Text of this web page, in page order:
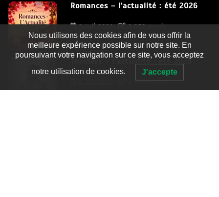
Romances – l’actualité : été 2026
6 Juil 2026 3 052 words
Thrillers – l’actualité : été 2026
2 995 words
Nous utilisons des cookies afin de vous offrir la
meilleure expérience possible sur notre site. En
poursuivant votre navigation sur ce site, vous acceptez
notre utilisation de cookies. J'accepte